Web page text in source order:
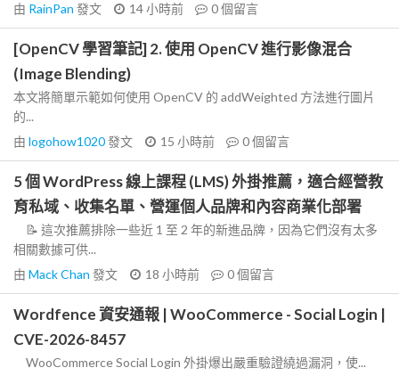
由 RainPan 發文 14 小時前 0個留言
[OpenCV 學習筆記] 2. 使用 OpenCV 進行影像混合
(Image Blending)
本文將簡單示範如何使用 OpenCV 的 addWeighted 方法進行圖片
的...
由 logohow1020發文 15 小時前 0個留言
5 個 WordPress 線上課程 (LMS) 外掛推薦，適合經營教
育私域、收集名單、營運個人品牌和內容商業化部署
📝 這次推薦排除一些近 1 至 2 年的新進品牌，因為它們沒有太多
相關數據可供...
由 Mack Chan 發文 18 小時前 0個留言
Wordfence 資安通報 | WooCommerce - Social Login |
CVE-2026-8457
WooCommerce Social Login 外掛爆出嚴重驗證繞過漏洞，使...